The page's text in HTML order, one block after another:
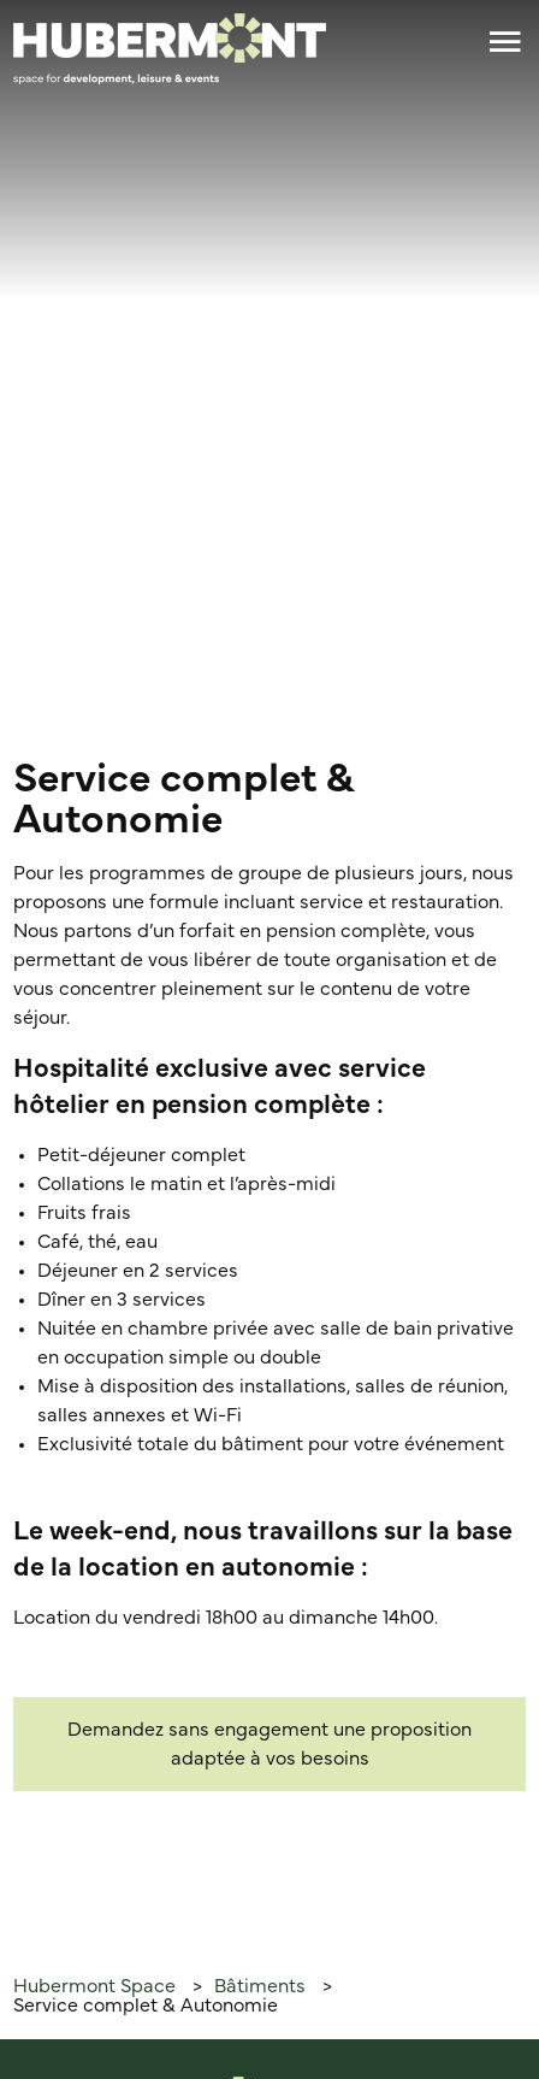
Service complet &
Autonomie
Pour les programmes de groupe de plusieurs jours, nous
proposons une formule incluant service et restauration.
Nous partons d’un forfait en pension complète, vous
permettant de vous libérer de toute organisation et de
vous concentrer pleinement sur le contenu de votre
séjour.
Hospitalité exclusive avec service
hôtelier en pension complète :
Petit-déjeuner complet
Collations le matin et l’après-midi
Fruits frais
Café, thé, eau
Déjeuner en 2 services
Dîner en 3 services
Nuitée en chambre privée avec salle de bain privative
en occupation simple ou double
Mise à disposition des installations, salles de réunion,
salles annexes et Wi-Fi
Exclusivité totale du bâtiment pour votre événement
Le week-end, nous travaillons sur la base
de la location en autonomie :
Location du vendredi 18h00 au dimanche 14h00.
Demandez sans engagement une proposition
adaptée à vos besoins
Hubermont Space > Bâtiments >
Service complet & Autonomie